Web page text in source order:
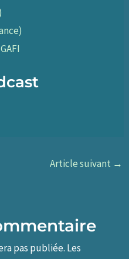
Article suivant →
pas publiée. Les